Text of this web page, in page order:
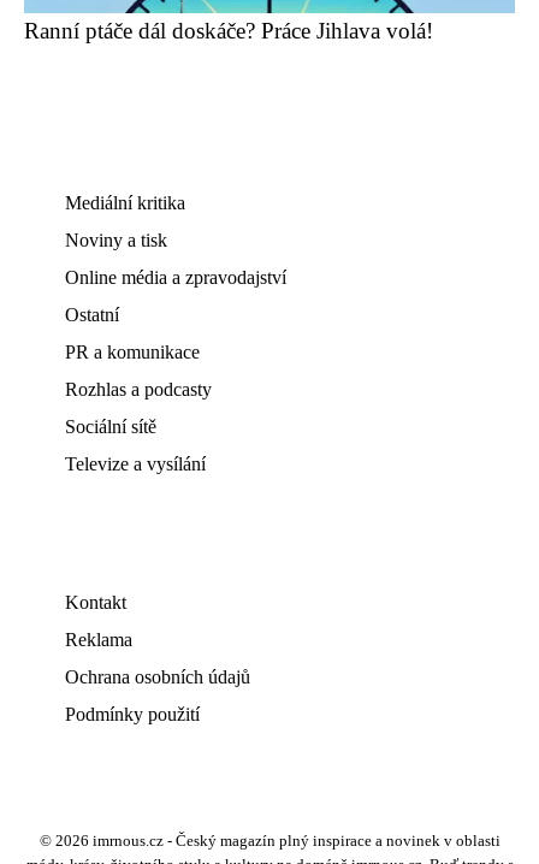
Ranní ptáče dál doskáče? Práce Jihlava volá!
Mediální kritika
Noviny a tisk
Online média a zpravodajství
Ostatní
PR a komunikace
Rozhlas a podcasty
Sociální sítě
Televize a vysílání
Kontakt
Reklama
Ochrana osobních údajů
Podmínky použití
© 2026 imrnous.cz - Český magazín plný inspirace a novinek v oblasti